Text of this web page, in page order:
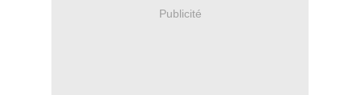
Publicité